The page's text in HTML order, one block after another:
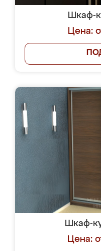
Шкаф-
Цена:
Шкаф-
Цена: